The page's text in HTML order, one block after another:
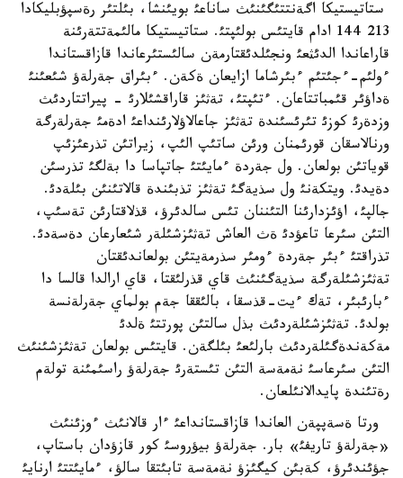
ستاتيستيكا اگةنتتئگئنئث ساناعئ بويئنشا، بئلتئر رةسپؤبليكادا
213 144 ادام قايتئس بولئپتئ. ستاتيستيكا مالئمةتتةرئنة
قاراعاندا الدئثعئ ونجئلدئقتارمةن سالئستئرعاندا قازاقستاندا
ءولئم-ءجئتئم ءبئرشاما ازايعان ةكةن. ءبئراق جةرلةؤ شئعئنئ
ةداؤئر قئمباتتاعان. ءتئپتئ، تةثئز قاراقشئلارئ - پيراتتاردئث
وزدةرئ كوزئ تئرئسئندة تةثئز جاعالاؤلارئنداعئ ادةمئ جةرلةرگة
ورنالاسقان قورئمنان ورئن ساتئپ الئپ، زيراتئن تذرعئزئپ
قوياتئن بولعان. ول جةردة ءمايئتئ جاتپاسا دا بةلگئ تذرسئن
دةيدئ. ويتكةنئ ول سذيةگئ تةثئز تذبئندة قالاتئنئن بئلةدئ.
جالپئ، اؤئزدارئنا التئننان تئس سالدئرؤ، قذلاقتارئن تةسئپ،
التئن سئرعا تاعؤدئ ةث العاش تةثئزشئلةر شئعارعان دةسةدئ.
تذراقتئ ءبئر جةردة ءومئر سذرمةيتئن بولعاندئقتان
تةثئزشئلةرگة سذيةگئنئث قاي قذرلئقتا، قاي ارالدا قالسا دا
ءبارئبئر، تةك ءيت-قذسقا، بالئققا جةم بولماي جةرلةنسة
بولدئ. تةثئزشئلةردئث بذل سالتئن پورتتئ ةلدئ
مةكةندةگئلةردئث بارلئعئ بئلگةن. قايتئس بولعان تةثئزشئنئث
التئن سئرعاسئ نةمةسة التئن تئستةرئ جةرلةؤ راسئمئنة تولةم
رةتئندة پايدالانئلعان.
ورتا ةسةپپةن العاندا قازاقستانداعئ ءار قالانئث ءوزئنئث
«جةرلةؤ تاريفئ» بار. جةرلةؤ بيؤروسئ كور قازؤدان باستاپ،
جؤئندئرؤ، كةبئن كيگئزؤ نةمةسة تابئتقا سالؤ، ءمايئتتئ ارنايئ